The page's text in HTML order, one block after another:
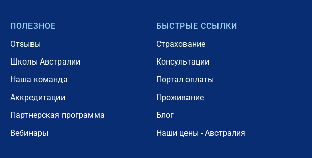
ПОЛЕЗНОЕ
Отзывы
Школы Австралии
Наша команда
Аккредитации
Партнерская программа
Вебинары
БЫСТРЫЕ ССЫЛКИ
Страхование
Консультации
Портал оплаты
Проживание
Блог
Наши цены - Австралия